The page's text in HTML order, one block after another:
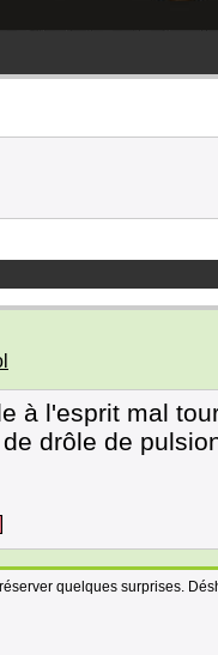
à l'esprit mal
drôle de
quelques surprises.